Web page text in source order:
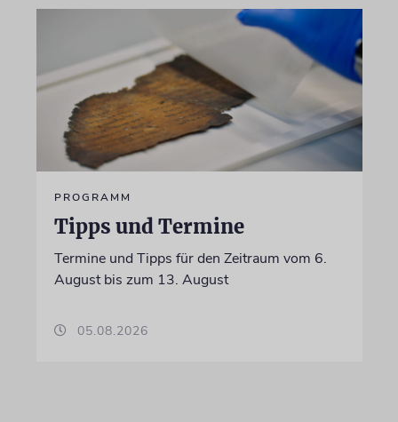
PROGRAMM
Tipps und Termine
Termine und Tipps für den Zeitraum vom 6.
August bis zum 13. August
05.08.2026